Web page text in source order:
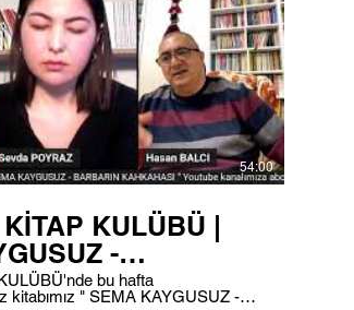
54:00
KULÜBÜ |
-
KAHKAHASI
bu hafta
kitabımız " SEMA KAYGUSUZ -